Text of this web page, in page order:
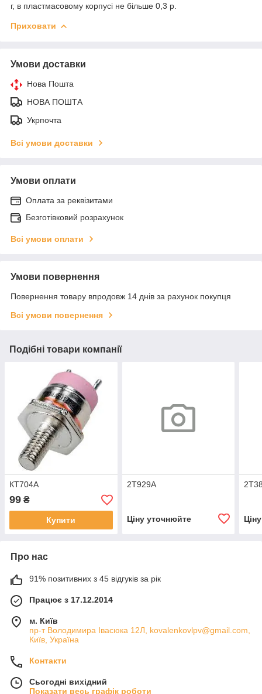
г, в пластмасовому корпусі не більше 0,3 р.
Приховати
Умови доставки
Нова Пошта
НОВА ПОШТА
Укрпочта
Всі умови доставки
Умови оплати
Оплата за реквізитами
Безготівковий розрахунок
Всі умови оплати
Умови повернення
Повернення товару впродовж 14 днів за рахунок покупця
Всі умови повернення
Подібні товари компанії
КТ704А
99 ₴
Купити
2Т929А
Ціну уточнюйте
Про нас
91% позитивних з 45 відгуків за рік
Працює з 17.12.2014
м. Київ
пр-т Володимира Івасюка 12Л, kovalenkovlpv@gmail.com,
Київ, Україна
Контакти
Сьогодні вихідний
Показати весь графік роботи